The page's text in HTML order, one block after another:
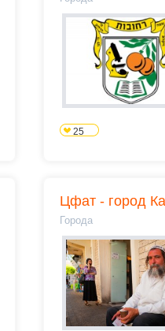
25
Цфат - город
Города